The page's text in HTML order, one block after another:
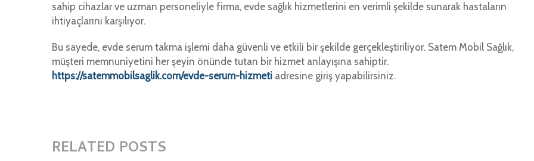
sahip cihazlar ve uzman personeliyle firma, evde sağlık hizmetlerini en verimli şekilde sunarak hastaların
ihtiyaçlarını karşılıyor.
Bu sayede, evde serum takma işlemi daha güvenli ve etkili bir şekilde gerçekleştiriliyor. Satem Mobil Sağlık,
müşteri memnuniyetini her şeyin önünde tutan bir hizmet anlayışına sahiptir.
https://satemmobilsaglik.com/evde-serum-hizmeti adresine giriş yapabilirsiniz.
RELATED POSTS